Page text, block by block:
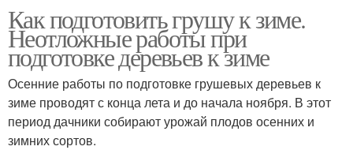
Как подготовить грушу к зиме.
Неотложные работы при
подготовке деревьев к зиме
Осенние работы по подготовке грушевых деревьев к
зиме проводят с конца лета и до начала ноября. В этот
период дачники собирают урожай плодов осенних и
зимних сортов.